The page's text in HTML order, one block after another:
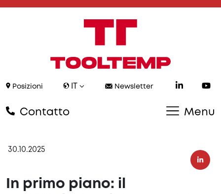
Posizioni IT Newsletter
Contatto Menu
30.10.2025
In primo piano: il